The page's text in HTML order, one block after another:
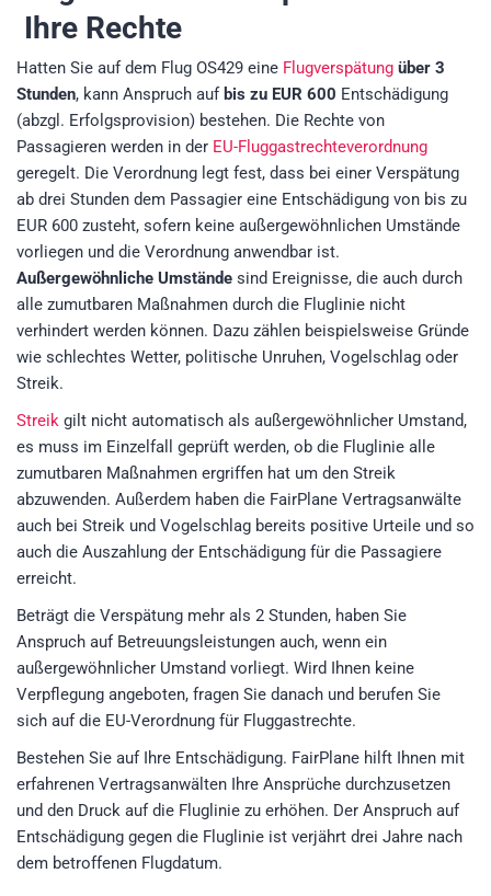
Ihre Rechte
Hatten Sie auf dem Flug OS429 eine Flugverspätung über 3
Stunden, kann Anspruch auf bis zu EUR 600 Entschädigung
(abzgl. Erfolgsprovision) bestehen. Die Rechte von
Passagieren werden in der EU-Fluggastrechteverordnung
geregelt. Die Verordnung legt fest, dass bei einer Verspätung
ab drei Stunden dem Passagier eine Entschädigung von bis zu
EUR 600 zusteht, sofern keine außergewöhnlichen Umstände
vorliegen und die Verordnung anwendbar ist.
Außergewöhnliche Umstände sind Ereignisse, die auch durch
alle zumutbaren Maßnahmen durch die Fluglinie nicht
verhindert werden können. Dazu zählen beispielsweise Gründe
wie schlechtes Wetter, politische Unruhen, Vogelschlag oder
Streik.
Streik gilt nicht automatisch als außergewöhnlicher Umstand,
es muss im Einzelfall geprüft werden, ob die Fluglinie alle
zumutbaren Maßnahmen ergriffen hat um den Streik
abzuwenden. Außerdem haben die FairPlane Vertragsanwälte
auch bei Streik und Vogelschlag bereits positive Urteile und so
auch die Auszahlung der Entschädigung für die Passagiere
erreicht.
Beträgt die Verspätung mehr als 2 Stunden, haben Sie
Anspruch auf Betreuungsleistungen auch, wenn ein
außergewöhnlicher Umstand vorliegt. Wird Ihnen keine
Verpflegung angeboten, fragen Sie danach und berufen Sie
sich auf die EU-Verordnung für Fluggastrechte.
Bestehen Sie auf Ihre Entschädigung. FairPlane hilft Ihnen mit
erfahrenen Vertragsanwälten Ihre Ansprüche durchzusetzen
und den Druck auf die Fluglinie zu erhöhen. Der Anspruch auf
Entschädigung gegen die Fluglinie ist verjährt drei Jahre nach
dem betroffenen Flugdatum.